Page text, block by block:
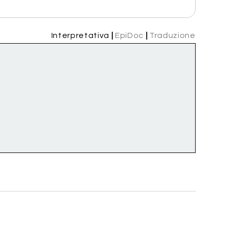
Interpretativa EpiDoc Traduzione